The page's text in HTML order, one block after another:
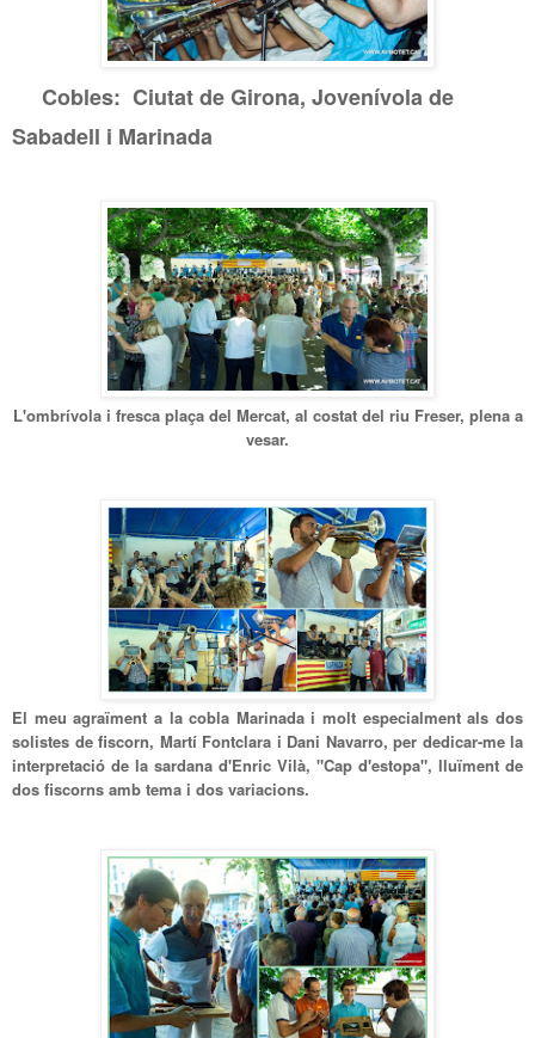
Cobles: Ciutat de Girona, Jovenívola de
Sabadell i Marinada
L'ombrívola i fresca plaça del Mercat, al costat del riu Freser, plena a
vesar.
El meu agraïment a la cobla Marinada i molt especialment als dos
solistes de fiscorn, Martí Fontclara i Dani Navarro, per dedicar-me la
interpretació de la sardana d'Enric Vilà, "Cap d'estopa", lluïment de
dos fiscorns amb tema i dos variacions.